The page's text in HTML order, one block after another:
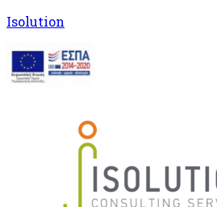
Isolution